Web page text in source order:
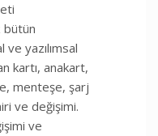
bütün
ve yazılımsal
kartı, anakart,
menteşe, şarj
ve değişimi.
ve